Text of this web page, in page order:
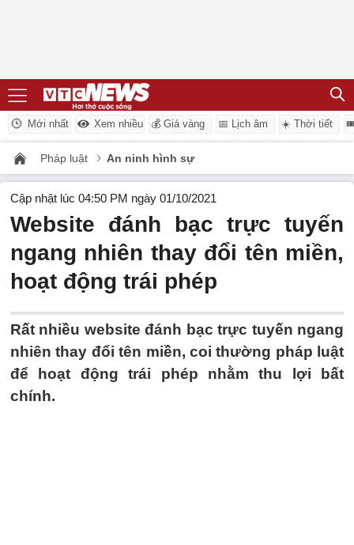
Mới nhất Xem nhiều 💰 Giá vàng 📅 Lịch âm ☀️ Thời tiết
Pháp luật An ninh hình sự
Cập nhật lúc 04:50 PM ngày 01/10/2021
Website đánh bạc trực tuyến
ngang nhiên thay đổi tên miền,
hoạt động trái phép
Rất nhiều website đánh bạc trực tuyến ngang
nhiên thay đổi tên miền, coi thường pháp luật
để hoạt động trái phép nhằm thu lợi bất
chính.